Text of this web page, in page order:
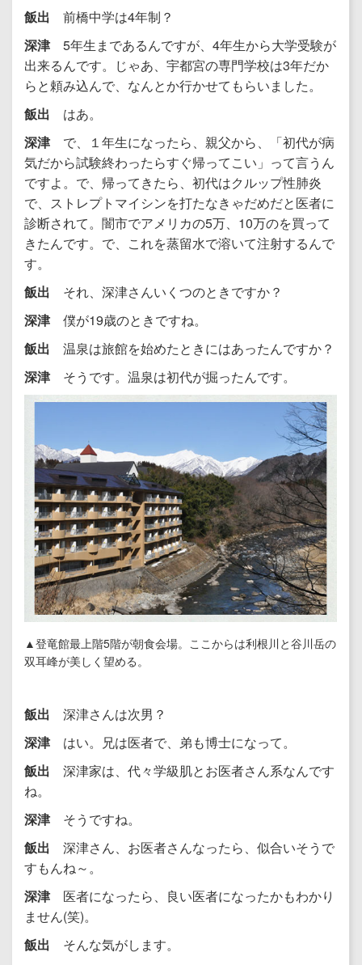
飯出 前橋中学は4年制？
深津 5年生まであるんですが、4年生から大学受験が
出来るんです。じゃあ、宇都宮の専門学校は3年だか
らと頼み込んで、なんとか行かせてもらいました。
飯出 はあ。
深津 で、１年生になったら、親父から、「初代が病
気だから試験終わったらすぐ帰ってこい」って言うん
ですよ。で、帰ってきたら、初代はクルップ性肺炎
で、ストレプトマイシンを打たなきゃだめだと医者に
診断されて。闇市でアメリカの5万、10万のを買って
きたんです。で、これを蒸留水で溶いて注射するんで
す。
飯出 それ、深津さんいくつのときですか？
深津 僕が19歳のときですね。
飯出 温泉は旅館を始めたときにはあったんですか？
深津 そうです。温泉は初代が掘ったんです。
▲登竜館最上階5階が朝食会場。ここからは利根川と谷川岳の
双耳峰が美しく望める。
飯出 深津さんは次男？
深津 はい。兄は医者で、弟も博士になって。
飯出 深津家は、代々学級肌とお医者さん系なんです
ね。
深津 そうですね。
飯出 深津さん、お医者さんなったら、似合いそうで
すもんね～。
深津 医者になったら、良い医者になったかもわかり
ません(笑)。
飯出 そんな気がします。